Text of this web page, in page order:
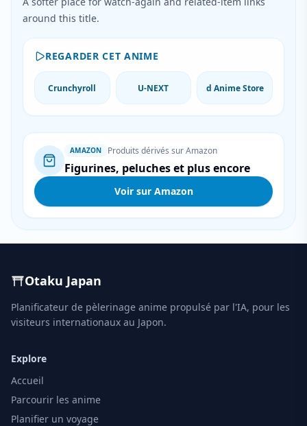
around this title.
REGARDER CET ANIME
Crunchyroll U-NEXT d Anime Store
AMAZON Produits dérivés sur Amazon
Figurines, peluches et plus encore
Voir sur Amazon
Otaku Japan
Planificateur de pèlerinage anime propulsé par l'IA, pour les
visiteurs internationaux au Japon.
Explore
Accueil
Parcourir les anime
Planifier un voyage